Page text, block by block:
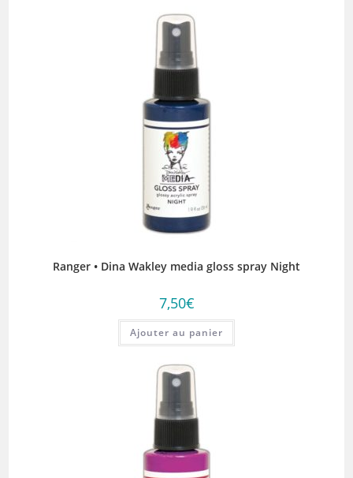
Ranger • Dina Wakley media gloss spray Night
7,50€
Ajouter au panier